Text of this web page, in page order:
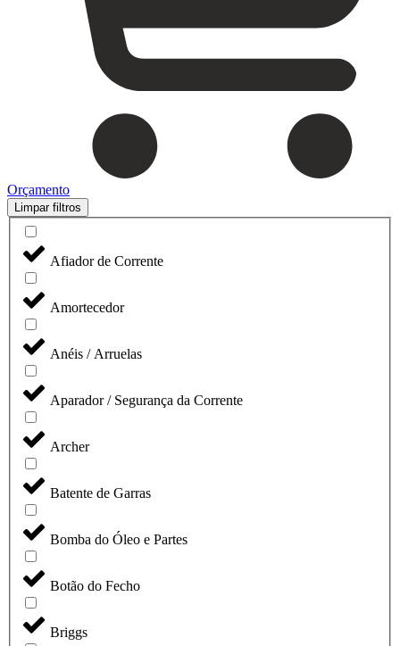
Orçamento
Limpar filtros
Afiador de Corrente
Amortecedor
Anéis / Arruelas
Aparador / Segurança da Corrente
Archer
Batente de Garras
Bomba do Óleo e Partes
Botão do Fecho
Briggs